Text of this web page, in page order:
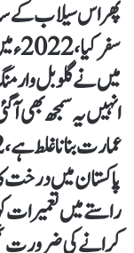
پھر اس سیلاب
میں نے گلوبل
انہیں یہ سمجھ بھی
پاکستان میں
راستے میں تعمیرات
کرانے کی ضرورت